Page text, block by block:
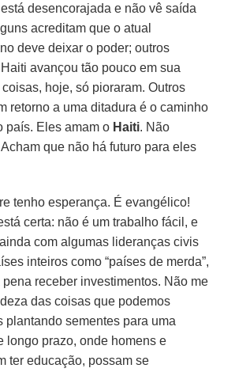
desencorajada e não vê saída
acreditam que o atual
deve deixar o poder; outros
avançou tão pouco em sua
hoje, só pioraram. Outros
retorno a uma ditadura é o caminho
país. Eles amam o Haiti. Não
que não há futuro para eles
tenho esperança. É evangélico!
certa: não é um trabalho fácil, e
com algumas lideranças civis
inteiros como “países de merda”,
receber investimentos. Não me
das coisas que podemos
plantando sementes para uma
longo prazo, onde homens e
ter educação, possam se